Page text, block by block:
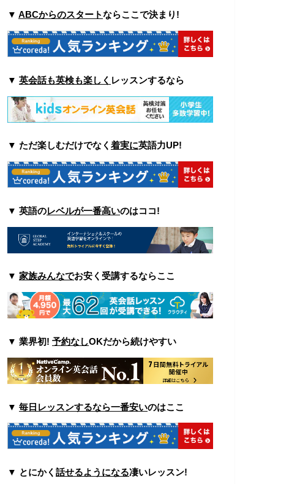
▼ ABCからのスタートならここで決まり!
▼ 英会話も英検も楽しく レッスンするなら
▼ ただ楽しむだけでなく 着実に英語力UP!
▼ 英語のレベルが一番高いのはココ!
▼ 家族みんなでお安く受講するならここ
▼ 業界初! 予約なしOKだから続けやすい
▼ 毎日レッスンするなら一番安いのはここ
▼ とにかく 話せるようになる凄いレッスン!